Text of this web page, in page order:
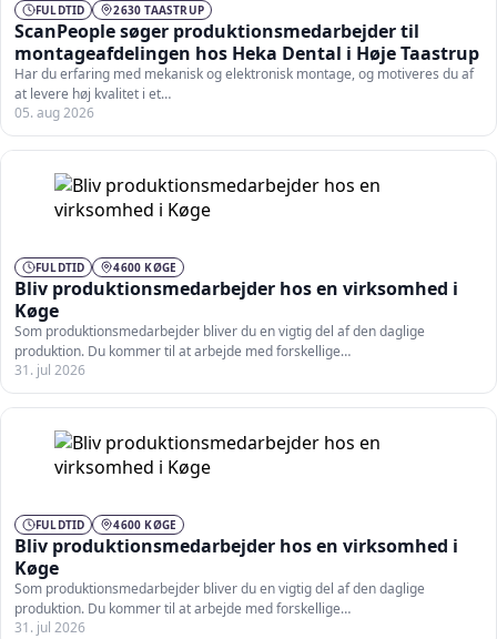
FULDTID 2630 TAASTRUP
ScanPeople søger produktionsmedarbejder til
montageafdelingen hos Heka Dental i Høje Taastrup
Har du erfaring med mekanisk og elektronisk montage, og motiveres du af
at levere høj kvalitet i et…
05. aug 2026
FULDTID 4600 KØGE
Bliv produktionsmedarbejder hos en virksomhed i
Køge
Som produktionsmedarbejder bliver du en vigtig del af den daglige
produktion. Du kommer til at arbejde med forskellige…
31. jul 2026
FULDTID 4600 KØGE
Bliv produktionsmedarbejder hos en virksomhed i
Køge
Som produktionsmedarbejder bliver du en vigtig del af den daglige
produktion. Du kommer til at arbejde med forskellige…
31. jul 2026